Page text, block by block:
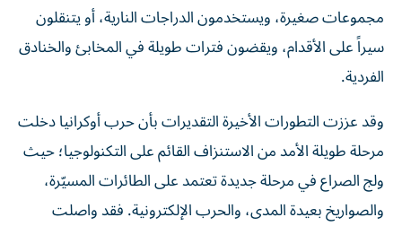
سيراً على الأقدام، ويقضون فترات طويلة في المخابئ والخنادق
الفردية.
وقد عززت التطورات الأخيرة التقديرات بأن حرب أوكرانيا دخلت
مرحلة طويلة الأمد من الاستنزاف القائم على التكنولوجيا؛ حيث
ولج الصراع في مرحلة جديدة تعتمد على الطائرات المسيّرة،
والصواريخ بعيدة المدى، والحرب الإلكترونية. فقد واصلت